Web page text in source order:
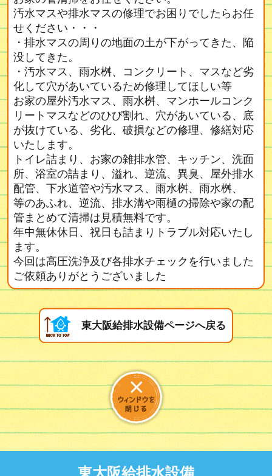
汚水マスや排水マスの修理でお困りでしたらお任
せください・・・
・排水マスの周りの地面の土が下がってきた、陥
没してきた。
・汚水マス、雨水桝、コンクリート、マスなど劣
化して穴があいているため修理してほしい等
お家の屋外汚水マス、雨水桝、マンホールコンク
リートマスなどのひび割れ、穴があいている、底
が抜けている、劣化、破損などの修理、修繕対応
いたします。
トイレ詰まり、お家の雑排水管、キッチン、洗面
所、浴室の詰まり、溢れ、逆流、異臭、屋外排水
配管、下水道管や汚水マス、雨水桝、雨水桝、
等のあふれ、逆流、排水溝や雨樋の掃除や家の配
管まとめて清掃は見積無料です。
年中無休休日、祝日も詰まりトラブル対応いたし
ます。
今回は高圧洗浄及び各排水チェックを行いました
ご依頼ありがとうございました
東大阪給排水設備ページへ戻る
東大阪給排水設備